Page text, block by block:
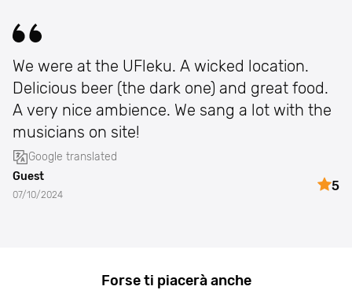
We were at the UFleku. A wicked location.
Delicious beer (the dark one) and great food.
A very nice ambience. We sang a lot with the
musicians on site!
Google translated
Guest
07/10/2024
5
Forse ti piacerà anche